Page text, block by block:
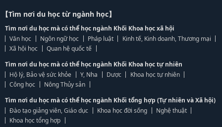
【Tìm nơi du học từ ngành học】
Tìm nơi du học mà có thể học ngành Khối Khoa học xã hội
Văn học
Ngôn ngữ học Pháp luật
Kinh tế, Kinh doanh, Thương mại
Xã hội học
Quan hệ quốc tế
Tìm nơi du học mà có thể học ngành Khối Khoa học tự nhiên
Hộ lý, Bảo vệ sức khỏe
Y, Nha Dược
Khoa học tự nhiên
Công học
Nông Thủy sản
Tìm nơi du học mà có thể học ngành Khối tổng hợp (Tự nhiên và Xã hội)
Đào tạo giảng viên, Giáo dục
Khoa học đời sống
Nghệ thuật
Khoa học tổng hợp